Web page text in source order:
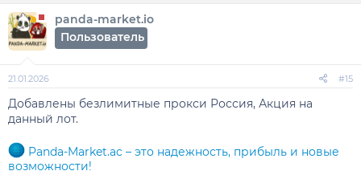
panda-market.io
Пользователь
21.01.2026 #15
Добавлены безлимитные прокси Россия, Акция на
данный лот.
Panda-Market.ac – это надежность, прибыль и новые
возможности!